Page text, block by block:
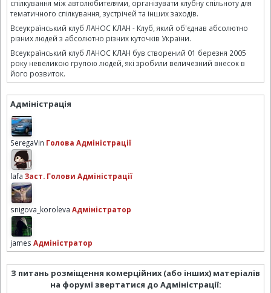
спілкування між автолюбителями, організувати клубну спільноту для
тематичного спілкування, зустрічей та інших заходів.
Всеукраїнський клуб ЛАНОС КЛАН - Клуб, який об'єднав абсолютно
різних людей з абсолютно різних куточків України.
Всеукраїнський клуб ЛАНОС КЛАН був створений 01 березня 2005
року невеликою групою людей, які зробили величезний внесок в
його розвиток.
Адміністрація
SeregaVin Голова Адміністрації
lafa Заст. Голови Адміністрації
snigova_koroleva Адміністратор
james Адміністратор
З питань розміщення комерційних (або інших) матеріалів
на форумі звертатися до Адміністрації: